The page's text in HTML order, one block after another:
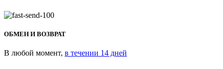
ОБМЕН И ВОЗВРАТ
В любой момент, в течении 14 дней